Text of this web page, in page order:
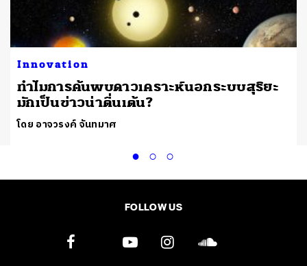
Innovation
ทำไมการค้นพบดาวเคราะห์นอกระบบสุริยะ
มักเป็นข่าวน่าตื่นเต้น?
โดย อาจวรงค์ จันทมาศ
FOLLOW US